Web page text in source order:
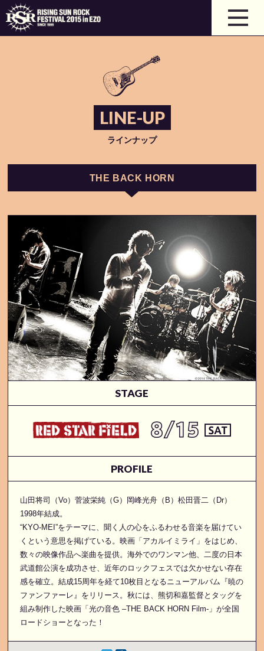
LINE-UP
ラインナップ
THE BACK HORN
STAGE
PROFILE
山田将司（Vo）菅波栄純（G）岡峰光舟（B）松田晋二（Dr）
1998年結成。
“KYO-MEI”をテーマに、聞く人の心をふるわせる音楽を届けてい
くという意思を掲げている。映画「アカルイミライ」をはじめ、
数々の映像作品へ楽曲を提供。海外でのワンマン他、二度の日本
武道館公演を成功させ、近年のロックフェスでは欠かせない存在
感を確立。結成15周年を経て10枚目となるニューアルバム『暁の
ファンファーレ』をリリース。秋には、熊切和嘉監督とタッグを
組み制作した映画「光の音色 –THE BACK HORN Film-」が全国
ロードショーとなった！